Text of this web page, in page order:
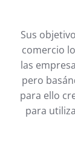
Sus
comercio
las
pero
para ello
para